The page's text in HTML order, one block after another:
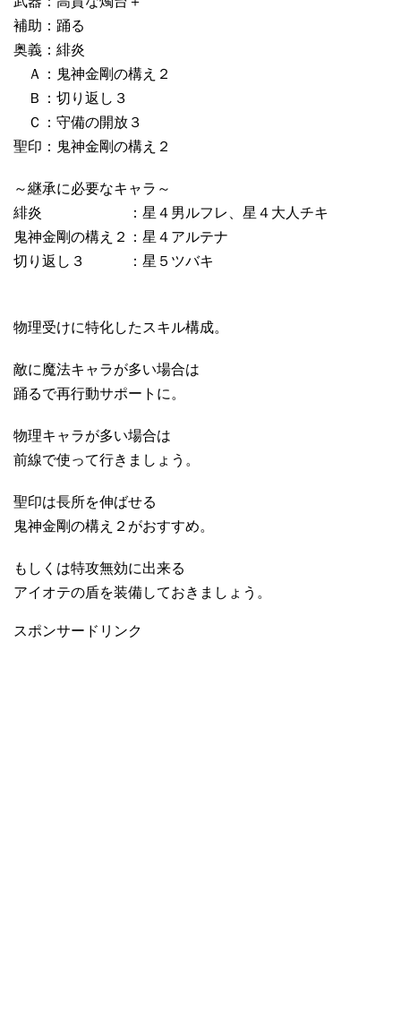
補助：踊る
奥義：緋炎
Ａ：鬼神金剛の構え２
Ｂ：切り返し３
Ｃ：守備の開放３
聖印：鬼神金剛の構え２
～継承に必要なキャラ～
緋炎 ：星４男ルフレ、星４大人チキ
鬼神金剛の構え２：星４アルテナ
切り返し３ ：星５ツバキ
物理受けに特化したスキル構成。
敵に魔法キャラが多い場合は
踊るで再行動サポートに。
物理キャラが多い場合は
前線で使って行きましょう。
聖印は長所を伸ばせる
鬼神金剛の構え２がおすすめ。
もしくは特攻無効に出来る
アイオテの盾を装備しておきましょう。
スポンサードリンク